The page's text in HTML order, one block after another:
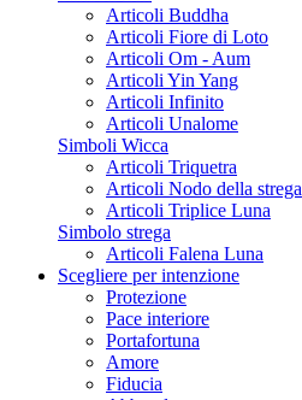
Articoli Buddha
Articoli Fiore di Loto
Articoli Om - Aum
Articoli Yin Yang
Articoli Infinito
Articoli Unalome
Simboli Wicca
Articoli Triquetra
Articoli Nodo della strega
Articoli Triplice Luna
Simbolo strega
Articoli Falena Luna
Scegliere per intenzione
Protezione
Pace interiore
Portafortuna
Amore
Fiducia